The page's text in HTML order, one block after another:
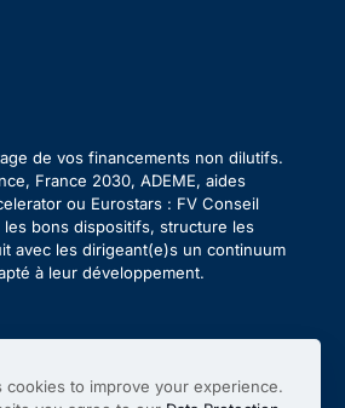
de vos financements non dilutifs.
France 2030, ADEME, aides
ou Eurostars : FV Conseil
les bons dispositifs, structure les
avec les dirigeant(e)s un continuum
à leur développement.
cookies to improve your experience.